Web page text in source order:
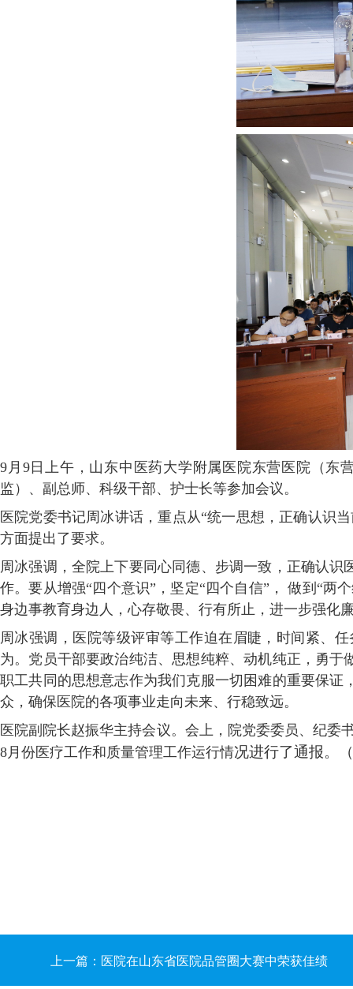
9月9日上午，山东中医药大学附属医院东营医院（东
监）、副总师、科级干部、护士长等参加会议。
医院党委书记周冰讲话，重点从“统一思想，正确认识
方面提出了要求。
周冰强调，全院上下要同心同德、步调一致，正确认
作。要从增强“四个意识”，坚定“四个自信”， 做到“两
身边事教育身边人，心存敬畏、行有所止，进一步强化
周冰强调，医院等级评审等工作迫在眉睫，时间紧、
为。党员干部要政治纯洁、思想纯粹、动机纯正，勇
职工共同的思想意志作为我们克服一切困难的重要保
众，确保医院的各项事业走向未来、行稳致远。
医院副院长赵振华主持会议。会上，院党委委员、纪
8月份医疗工作和质量管理工作运行情况进行了通报。
上一篇：医院在山东省医院品管圈大赛中荣获佳绩